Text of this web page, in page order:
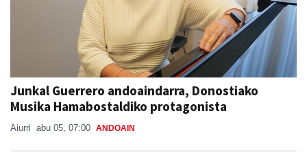
Junkal Guerrero andoaindarra, Donostiako
Musika Hamabostaldiko protagonista
Aiurri abu 05, 07:00 ANDOAIN